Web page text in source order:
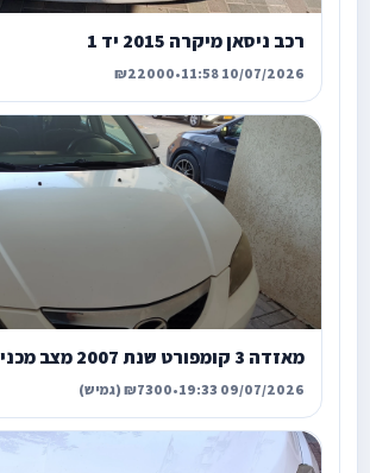
רכב ניסאן מיקרה 2015 יד 1
10/07/2026 11:58
•
₪22000
מאזדה 3 קומפורט שנת 2007 מצב מכני מעולה
09/07/2026 19:33
•₪7300 (גמיש)